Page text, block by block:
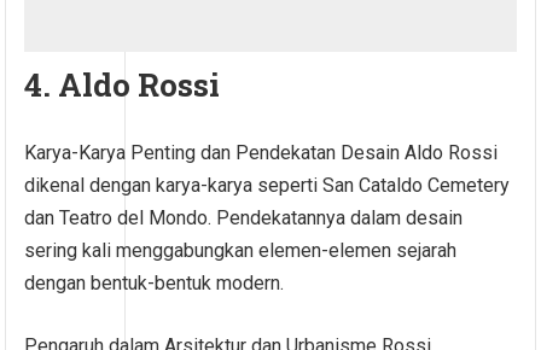
4. Aldo Rossi
Karya-Karya Penting dan Pendekatan Desain Aldo Rossi
dikenal dengan karya-karya seperti San Cataldo Cemetery
dan Teatro del Mondo. Pendekatannya dalam desain
sering kali menggabungkan elemen-elemen sejarah
dengan bentuk-bentuk modern.